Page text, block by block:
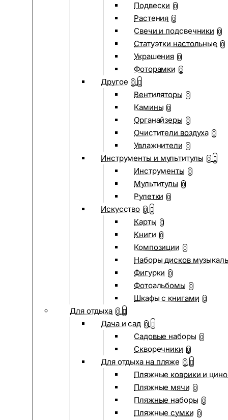
Подвески 0
Растения 0
Свечи и подсвечники 0
Статуэтки настольные 0
Украшения 0
Фоторамки 0
Другое 0
Вентиляторы 0
Камины 0
Органайзеры 0
Очистители воздуха 0
Увлажнители 0
Инструменты и мультитулы 0
Инструменты 0
Мультитулы 0
Рулетки 0
Искусство 0
Карты 0
Книги 0
Композиции 0
Наборы дисков
Фигурки 0
Фотоальбомы 0
Шкафы с книгами 0
Для отдыха 0
Дача и сад 0
Садовые наборы 0
Скворечники 0
Для отдыха на пляже 0
Пляжные коврики и
Пляжные мячи 0
Пляжные наборы 0
Пляжные сумки 0